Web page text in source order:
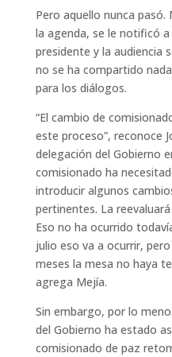
Pero aquello nunca
la agenda, se le notificó a
presidente y la audiencia
no se ha compartido
para los diálogos.
“El cambio de
este proceso”, reconoce
delegación del Gobierno
comisionado ha
introducir algunos
pertinentes. La
Eso no ha ocurrido
julio eso va a ocurrir,
meses la mesa no haya
agrega Mejía.
Sin embargo, por lo
del Gobierno ha estado
comisionado de paz